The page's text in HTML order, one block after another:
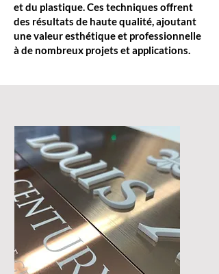
et du plastique. Ces techniques offrent
des résultats de haute qualité, ajoutant
une valeur esthétique et professionnelle
à de nombreux projets et applications.